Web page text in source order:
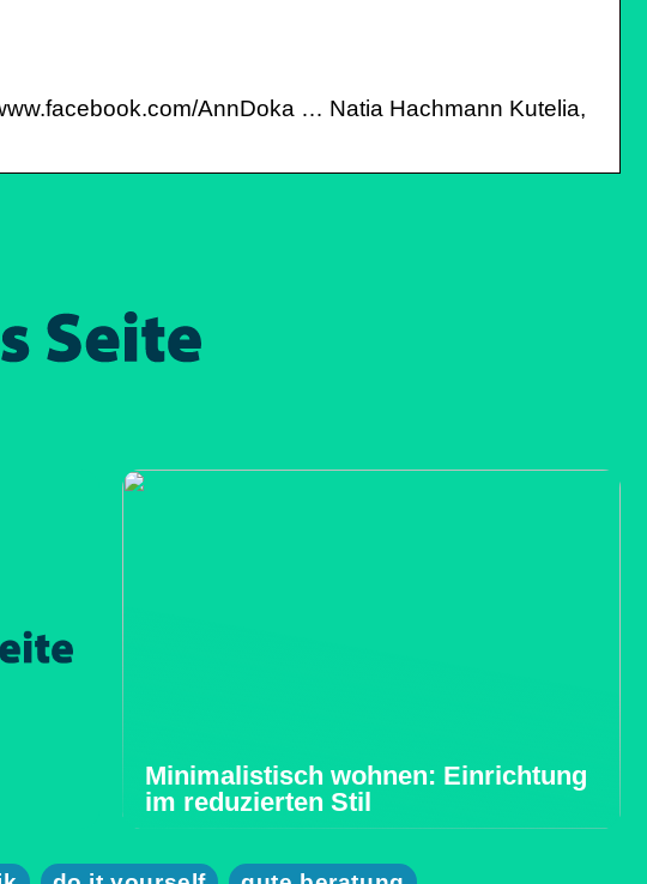
AnnDoka … Natia Hachmann Kutelia,
Minimalistisch wohnen: Einrichtung
im reduzierten Stil